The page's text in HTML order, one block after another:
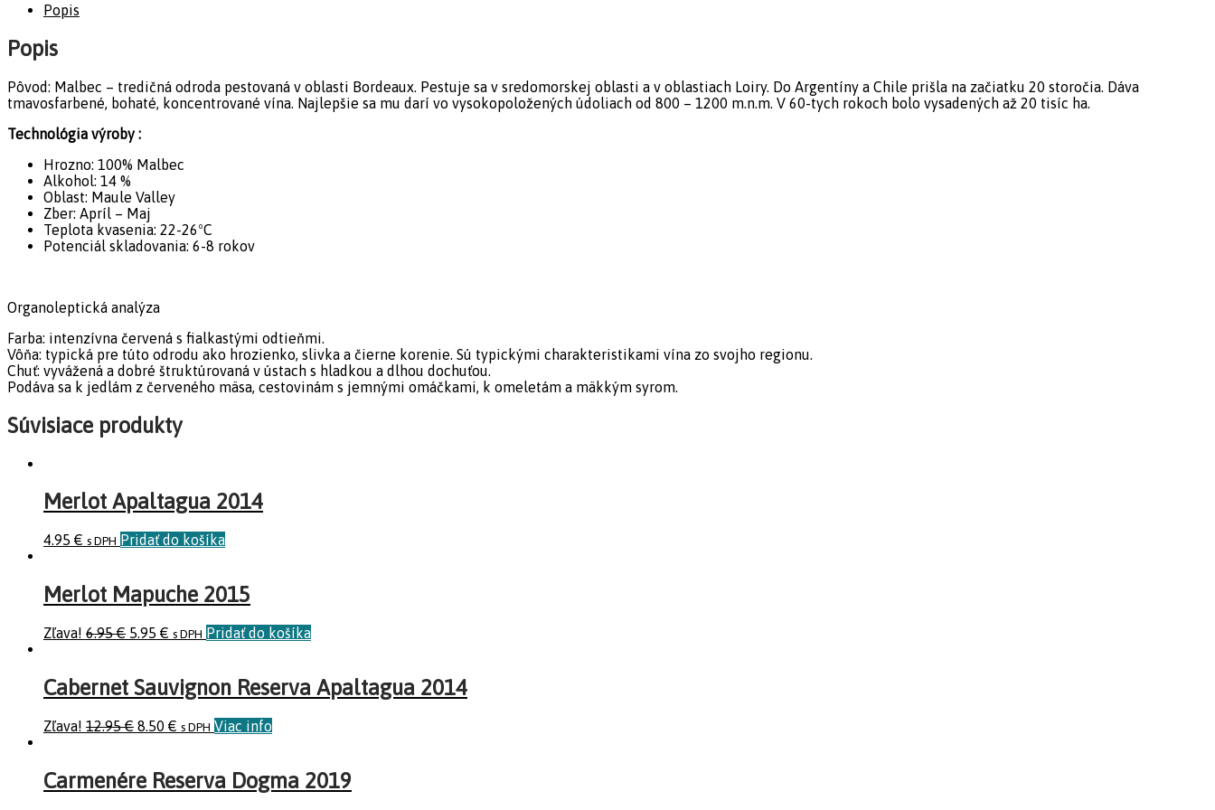
Popis
Popis
Pôvod: Malbec – tredičná odroda pestovaná v oblasti Bordeaux. Pestuje sa v sredomorskej oblasti a v oblastiach Loiry. Do Argentíny a Chile prišla na začiatku 20 storočia. Dáva
tmavosfarbené, bohaté, koncentrované vína. Najlepšie sa mu darí vo vysokopoložených údoliach od 800 – 1200 m.n.m. V 60-tych rokoch bolo vysadených až 20 tisíc ha.
Technológia výroby :
Hrozno: 100% Malbec
Alkohol: 14 %
Oblast: Maule Valley
Zber: Apríl – Maj
Teplota kvasenia: 22-26ºC
Potenciál skladovania: 6-8 rokov
Organoleptická analýza
Farba: intenzívna červená s fialkastými odtieňmi.
Vôňa: typická pre túto odrodu ako hrozienko, slivka a čierne korenie. Sú typickými charakteristikami vína zo svojho regionu.
Chuť: vyvážená a dobré štruktúrovaná v ústach s hladkou a dlhou dochuťou.
Podáva sa k jedlám z červeného mäsa, cestovinám s jemnými omáčkami, k omeletám a mäkkým syrom.
Súvisiace produkty
Merlot Apaltagua 2014
4.95 € s DPH Pridať do košíka
Merlot Mapuche 2015
Zľava! 6.95€ 5.95 € s DPH Pridať do košíka
Cabernet Sauvignon Reserva Apaltagua 2014
Zľava! 12.95€ 8.50 € s DPH Viac info
Carmenére Reserva Dogma 2019